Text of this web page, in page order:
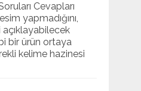
Cevapları
yapmadığını,
bir ürün ortaya
kelime hazinesi